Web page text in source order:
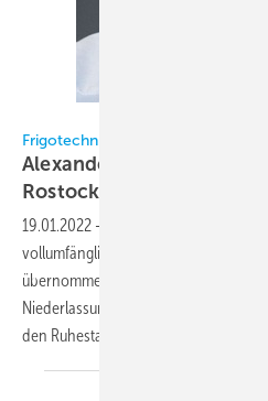
Frigotechnik
Alexander Wahler ist
Rostock
19.01.2022 -
vollumfänglich die Leitung der
übernommen. Er tritt die Nachfolge
Niederlassungsleiters Peter Böldt an,
den Ruhestand gegangen